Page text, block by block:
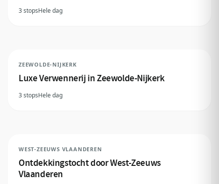
3 stopsHele dag
ZEEWOLDE-NIJKERK
Luxe Verwennerij in Zeewolde-Nijkerk
3 stopsHele dag
WEST-ZEEUWS VLAANDEREN
Ontdekkingstocht door West-Zeeuws
Vlaanderen